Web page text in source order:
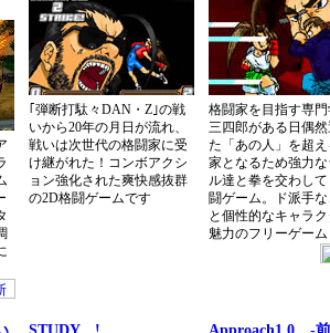
｢弾断打駄々DAN・Z｣の戦
いから20年の月日が流れ、
戦いは次世代の格闘家に受
け継がれた！コンボアクシ
ョン強化された爽快感抜群
の2D格闘ゲームです
格闘家を目指す専
三四郎がある日偶
た「あの人」を超
家となるため強力
ル達と拳を交わし
闘ゲーム。ド派手
と個性的なキャラ
魅力のフリーゲーム